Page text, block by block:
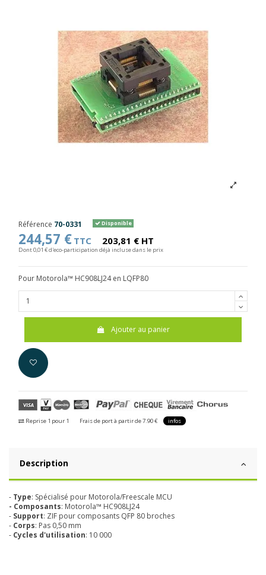
Référence 70-0331 Disponible
244,57 € TTC 203,81 € HT
Dont 0,01 € d'eco-participation déjà incluse dans le prix
Pour Motorola™ HC908LJ24 en LQFP80
Ajouter au panier
Reprise 1 pour 1 Frais de port à partir de 7.90 € infos
Description
- Type: Spécialisé pour Motorola/Freescale MCU
- Composants: Motorola™ HC908LJ24
- Support: ZIF pour composants QFP 80 broches
- Corps: Pas 0,50 mm
- Cycles d'utilisation: 10 000